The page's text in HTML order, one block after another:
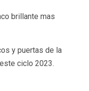
brillante mas
y puertas de la
ciclo 2023.